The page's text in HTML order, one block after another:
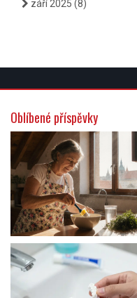
září 2025 (8)
Oblíbené příspěvky